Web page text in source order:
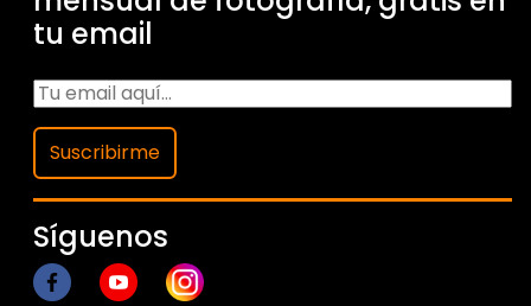
tu email
Suscribirme
Síguenos